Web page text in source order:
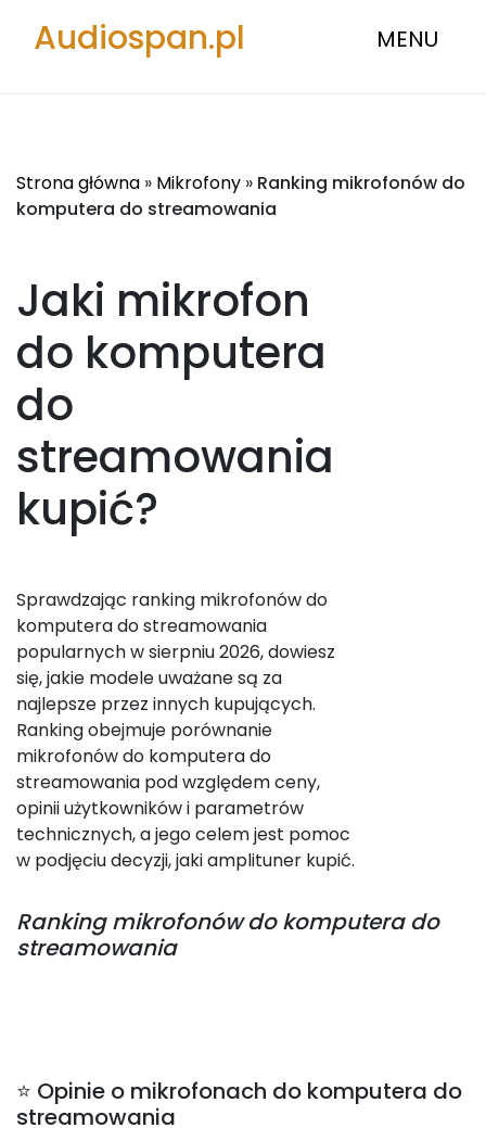
Audiospan.pl MENU
Strona główna » Mikrofony » Ranking mikrofonów do
komputera do streamowania
Jaki mikrofon
do komputera
do
streamowania
kupić?
Sprawdzając ranking mikrofonów do
komputera do streamowania
popularnych w sierpniu 2026, dowiesz
się, jakie modele uważane są za
najlepsze przez innych kupujących.
Ranking obejmuje porównanie
mikrofonów do komputera do
streamowania pod względem ceny,
opinii użytkowników i parametrów
technicznych, a jego celem jest pomoc
w podjęciu decyzji, jaki amplituner kupić.
Rankingmikrofonów do komputera do
streamowania
⭐ Opinie o mikrofonach do komputera do
streamowania